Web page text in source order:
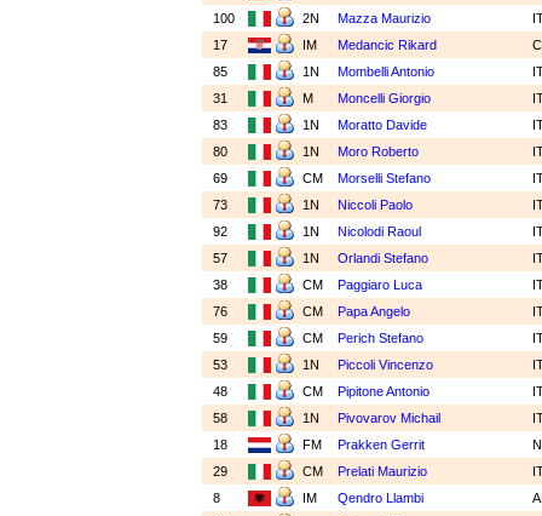
100
2N Mazza Maurizio
17
IM Medancic Rikard
85
1N Mombelli Antonio
31
M Moncelli Giorgio
83
1N Moratto Davide
80
1N Moro Roberto
69
CM Morselli Stefano
73
1N Niccoli Paolo
92
1N Nicolodi Raoul
57
1N Orlandi Stefano
38
CM Paggiaro Luca
76
CM Papa Angelo
59
CM Perich Stefano
53
1N Piccoli Vincenzo
48
CM Pipitone Antonio
58
1N Pivovarov Michail
18
FM Prakken Gerrit
29
CM Prelati Maurizio
8
IM Qendro Llambi